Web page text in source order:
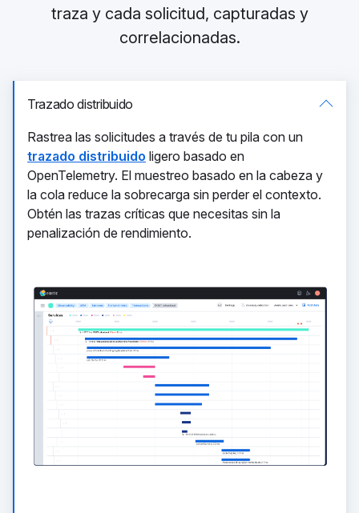
traza y cada solicitud, capturadas y
correlacionadas.
Trazado distribuido
Rastrea las solicitudes a través de tu pila con un
trazado distribuido ligero basado en
OpenTelemetry. El muestreo basado en la cabeza y
la cola reduce la sobrecarga sin perder el contexto.
Obtén las trazas críticas que necesitas sin la
penalización de rendimiento.